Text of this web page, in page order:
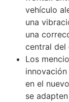
vehículo
una
una
central del
Los
en el
se